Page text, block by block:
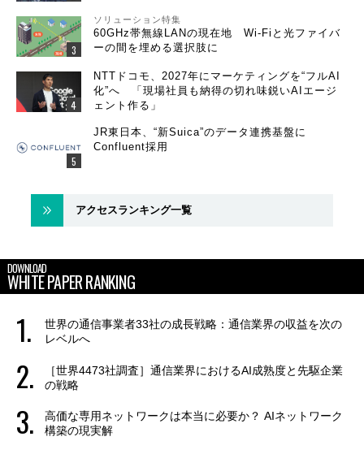
ソリューション特集
60GHz帯無線LANの現在地 Wi-Fiと光ファイバ
ーの間を埋める選択肢に
NTTドコモ、2027年にマーケティングを“フルAI
化”へ 「現場社員も納得の切れ味鋭いAIエージ
ェント作る」
JR東日本、“新Suica”のデータ連携基盤に
Confluent採用
アクセスランキング一覧
DOWNLOAD
WHITE PAPER RANKING
世界の通信事業者33社の成長戦略：通信業界の収益を次の
レベルへ
［世界4473社調査］通信業界におけるAI成熟度と先駆企業
の戦略
高価な専用ネットワークは本当に必要か？ AIネットワーク
構築の現実解